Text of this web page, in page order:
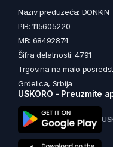
Naziv preduzeća: DONKIN
PIB: 115605220
MB: 68492874
Šifra delatnosti: 4791
Trgovina na malo
Grdelica, Srbija
USKORO - Preuzmite